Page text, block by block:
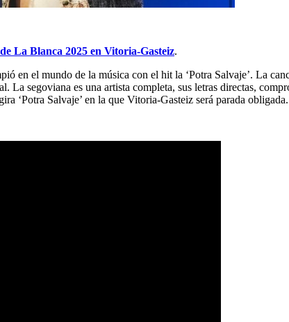
La Blanca 2025 en Vitoria-Gasteiz.
en el mundo de la música con el hit la ‘Potra Salvaje’. La
La segoviana es una artista completa, sus letras directas,
‘Potra Salvaje’ en la que Vitoria-Gasteiz será parada obligada.